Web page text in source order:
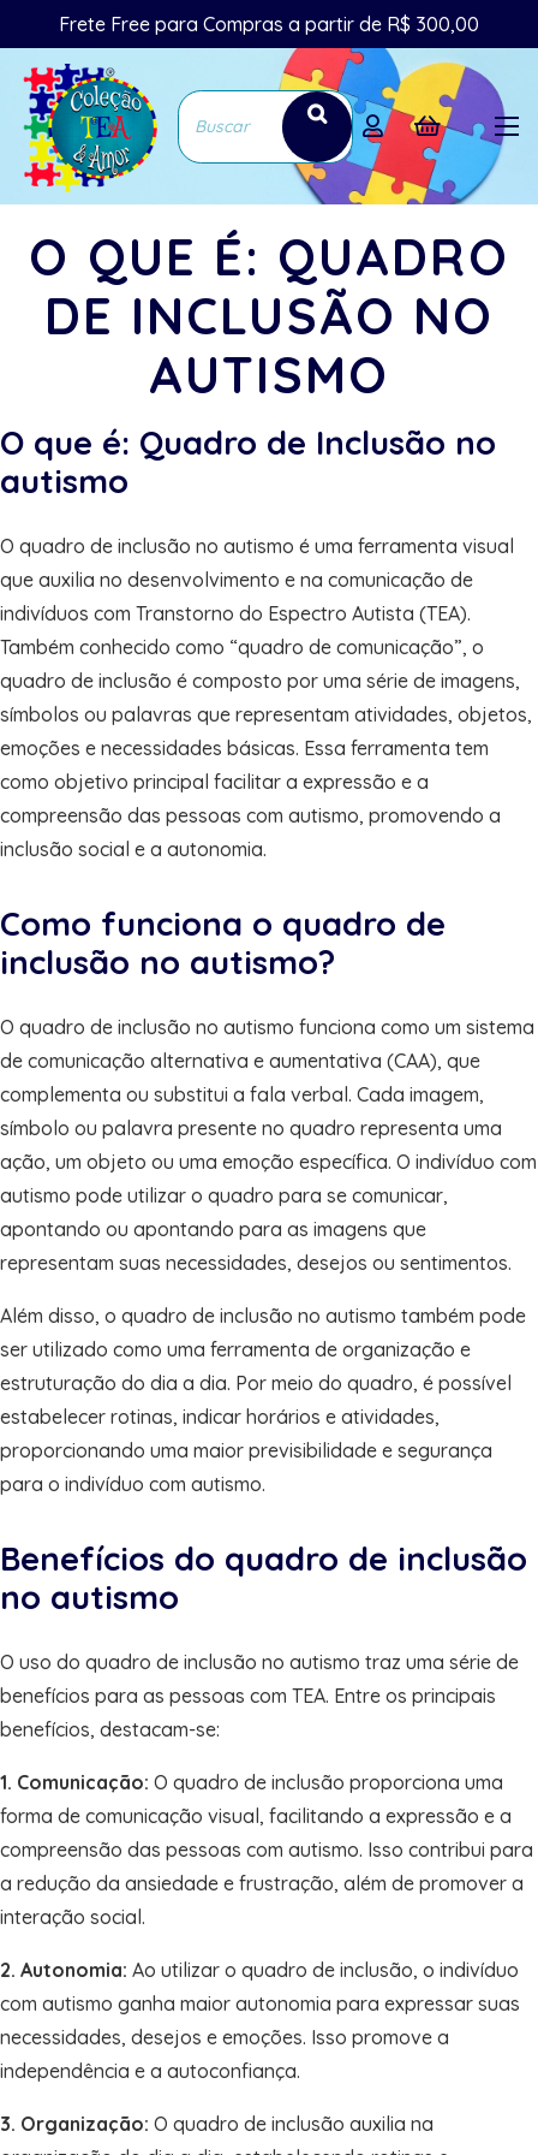
Frete Free para Compras a partir de R$ 300,00
O QUE É: QUADRO
DE INCLUSÃO NO
AUTISMO
O que é: Quadro de Inclusão no
autismo
O quadro de inclusão no autismo é uma ferramenta visual
que auxilia no desenvolvimento e na comunicação de
indivíduos com Transtorno do Espectro Autista (TEA).
Também conhecido como “quadro de comunicação”, o
quadro de inclusão é composto por uma série de imagens,
símbolos ou palavras que representam atividades, objetos,
emoções e necessidades básicas. Essa ferramenta tem
como objetivo principal facilitar a expressão e a
compreensão das pessoas com autismo, promovendo a
inclusão social e a autonomia.
Como funciona o quadro de
inclusão no autismo?
O quadro de inclusão no autismo funciona como um sistema
de comunicação alternativa e aumentativa (CAA), que
complementa ou substitui a fala verbal. Cada imagem,
símbolo ou palavra presente no quadro representa uma
ação, um objeto ou uma emoção específica. O indivíduo com
autismo pode utilizar o quadro para se comunicar,
apontando ou apontando para as imagens que
representam suas necessidades, desejos ou sentimentos.
Além disso, o quadro de inclusão no autismo também pode
ser utilizado como uma ferramenta de organização e
estruturação do dia a dia. Por meio do quadro, é possível
estabelecer rotinas, indicar horários e atividades,
proporcionando uma maior previsibilidade e segurança
para o indivíduo com autismo.
Benefícios do quadro de inclusão
no autismo
O uso do quadro de inclusão no autismo traz uma série de
benefícios para as pessoas com TEA. Entre os principais
benefícios, destacam-se:
1. Comunicação: O quadro de inclusão proporciona uma
forma de comunicação visual, facilitando a expressão e a
compreensão das pessoas com autismo. Isso contribui para
a redução da ansiedade e frustração, além de promover a
interação social.
2. Autonomia: Ao utilizar o quadro de inclusão, o indivíduo
com autismo ganha maior autonomia para expressar suas
necessidades, desejos e emoções. Isso promove a
independência e a autoconfiança.
3. Organização: O quadro de inclusão auxilia na